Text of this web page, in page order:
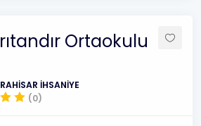
Ortaokulu
İHSANİYE
(0)